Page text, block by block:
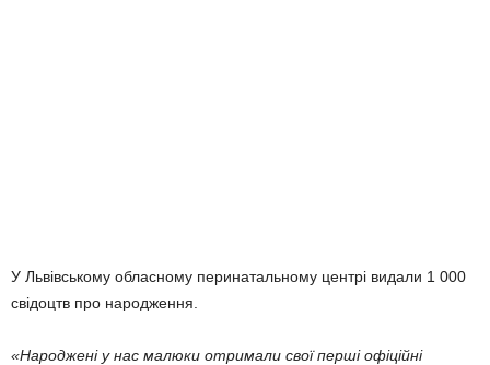
У Львівському обласному перинатальному центрі видали 1 000
свідоцтв про народження.
«Народжені у нас малюки отримали свої перші офіційні